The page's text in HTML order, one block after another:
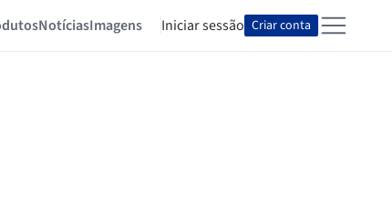
NotíciasImagens Iniciar sessão Criar conta